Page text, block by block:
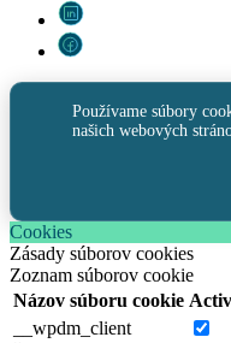
Používame súbory
našich webových
Cookies
Zásady súborov cookies
Zoznam súborov cookie
Názov súboru cookie
__wpdm_client